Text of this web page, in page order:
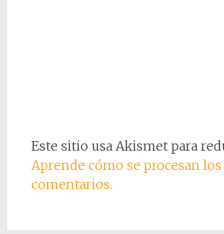
Este sitio usa Akismet para
Aprende cómo se procesan
comentarios.